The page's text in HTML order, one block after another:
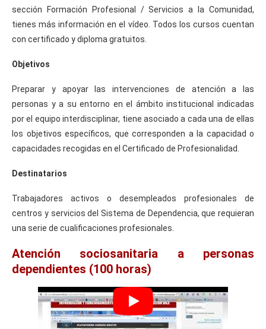
sección Formación Profesional / Servicios a la Comunidad,
tienes más información en el vídeo. Todos los cursos cuentan
con certificado y diploma gratuitos.
Objetivos
Preparar y apoyar las intervenciones de atención a las
personas y a su entorno en el ámbito institucional indicadas
por el equipo interdisciplinar, tiene asociado a cada una de ellas
los objetivos específicos, que corresponden a la capacidad o
capacidades recogidas en el Certificado de Profesionalidad.
Destinatarios
Trabajadores activos o desempleados profesionales de
centros y servicios del Sistema de Dependencia, que requieran
una serie de cualificaciones profesionales.
Atención sociosanitaria a personas
dependientes (100 horas)